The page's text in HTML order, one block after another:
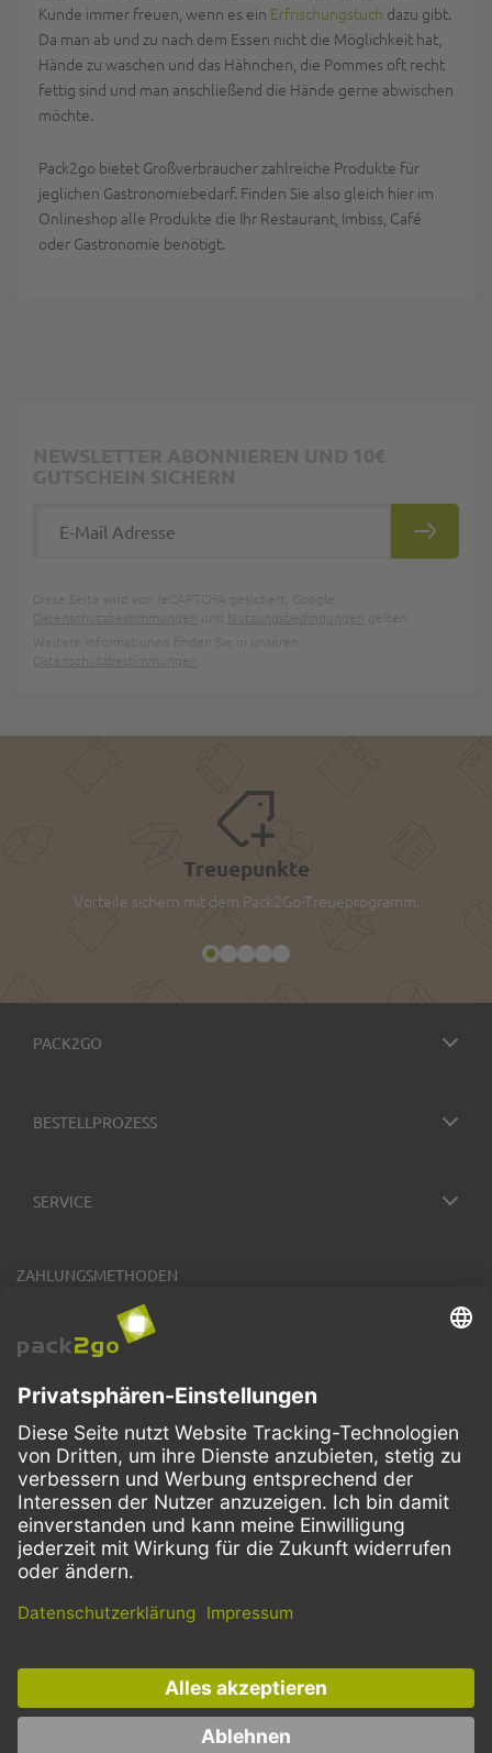
Kunde immer freuen, wenn es ein Erfrischungstuch dazu gibt.
Da man ab und zu nach dem Essen nicht die Möglichkeit hat,
Hände zu waschen und das Hähnchen, die Pommes oft recht
fettig sind und man anschließend die Hände gerne abwischen
möchte.
Pack2go bietet Großverbraucher zahlreiche Produkte für
jeglichen Gastronomiebedarf. Finden Sie also gleich hier im
Onlineshop alle Produkte die Ihr Restaurant, Imbiss, Café
oder Gastronomie benötigt.
Treuepunkte
Vorteile sichern mit dem Pack2Go-Treueprogramm.
PACK2GO
BESTELLPROZESS
SERVICE
ZAHLUNGSMETHODEN
VERSANDARTEN
FacebookInstagramLinkedIn